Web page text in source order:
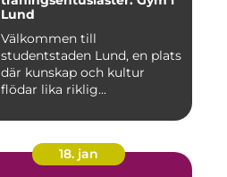
Lund
Välkommen till
studentstaden Lund, en plats
där kunskap och kultur
flödar lika riklig...
18. jan